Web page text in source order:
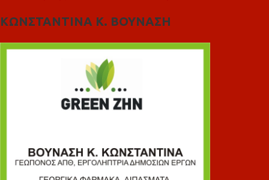
ΚΩΝΣΤΑΝΤΙΝΑ Κ. ΒΟΥΝΑΣΗ